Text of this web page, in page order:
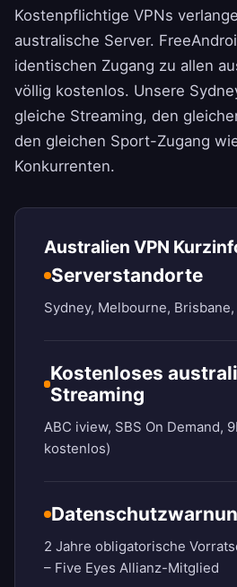
Kostenpflichtige VPNs
australische Server.
identischen Zugang zu allen
völlig kostenlos. Unsere
gleiche Streaming, den
den gleichen Sport-Zugang
Konkurrenten.
Australien VPN
Serverstandorte
Sydney, Melbourne,
Kostenloses
Streaming
ABC iview, SBS On Demand,
kostenlos)
2 Jahre obligatorische
– Five Eyes Allianz-Mitglied